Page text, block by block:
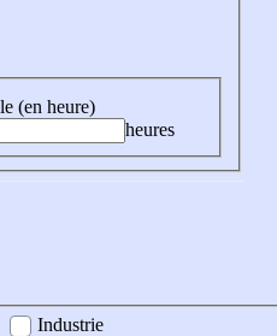
(en heure)
heures
Industrie